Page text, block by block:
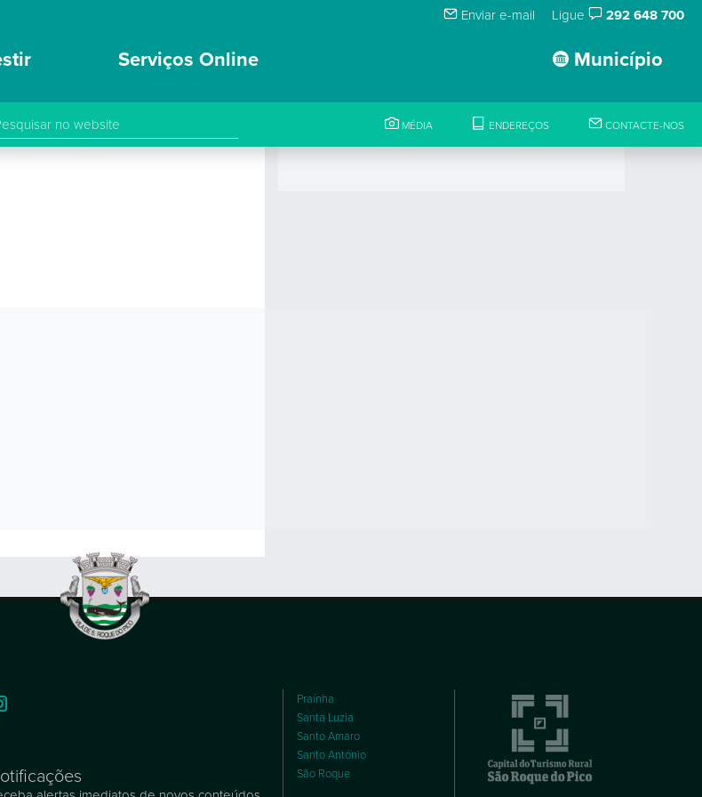
Enviar e-mail Ligue 292 648 700
Município
Serviços Online
MÉDIA ENDEREÇOS CONTACTE-NOS
Praínha
Santa Luzia
Santo Amaro
Santo António
São Roque